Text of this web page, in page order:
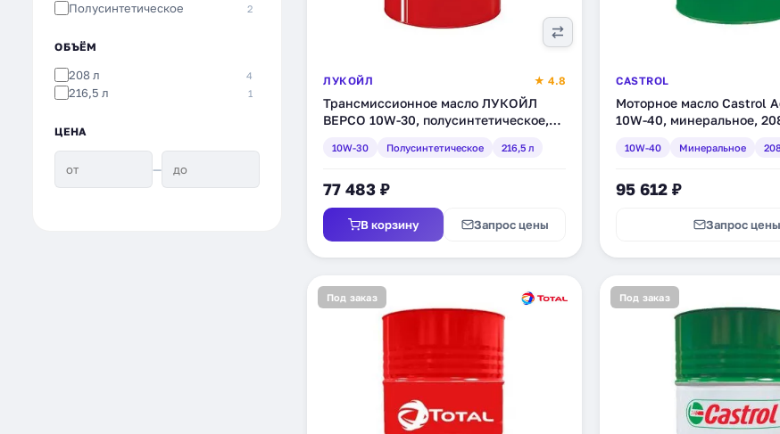
Полусинтетическое 2
ОБЪЁМ
208 л 4
216,5 л 1
ЦЕНА
—
ЛУКОЙЛ ★ 4.8
Трансмиссионное масло ЛУКОЙЛ
ВЕРСО 10W-30, полусинтетическое,
10W-30 Полусинтетическое 216,5 л
77 483 ₽
В корзину Запрос цены
CASTROL
Моторное масло Castrol
10W-40, минеральное,
10W-40 Минеральное
95 612 ₽
Запрос цены
Под заказ Под заказ